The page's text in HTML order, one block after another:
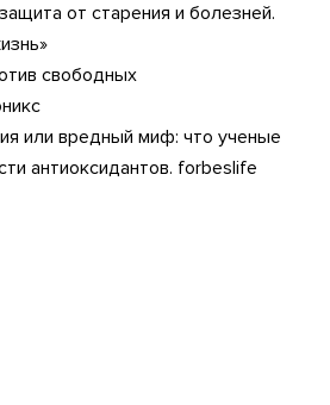
от старения и болезней.
свободных
или вредный миф: что ученые
антиоксидантов. forbeslife